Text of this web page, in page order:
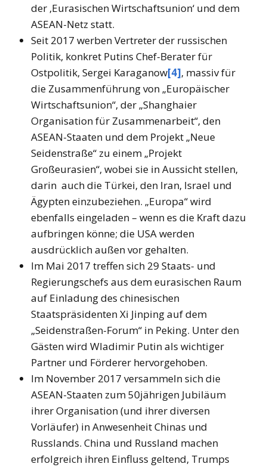
der ‚Eurasischen Wirtschaftsunion‘ und dem
ASEAN-Netz statt.
Seit 2017 werben Vertreter der russischen
Politik, konkret Putins Chef-Berater für
Ostpolitik, Sergei Karaganow[4], massiv für
die Zusammenführung von „Europäischer
Wirtschaftsunion“, der „Shanghaier
Organisation für Zusammenarbeit“, den
ASEAN-Staaten und dem Projekt „Neue
Seidenstraße“ zu einem „Projekt
Großeurasien“, wobei sie in Aussicht stellen,
darin auch die Türkei, den Iran, Israel und
Ägypten einzubeziehen. „Europa“ wird
ebenfalls eingeladen – wenn es die Kraft dazu
aufbringen könne; die USA werden
ausdrücklich außen vor gehalten.
Im Mai 2017 treffen sich 29 Staats- und
Regierungschefs aus dem eurasischen Raum
auf Einladung des chinesischen
Staatspräsidenten Xi Jinping auf dem
„Seidenstraßen-Forum“ in Peking. Unter den
Gästen wird Wladimir Putin als wichtiger
Partner und Förderer hervorgehoben.
Im November 2017 versammeln sich die
ASEAN-Staaten zum 50jährigen Jubiläum
ihrer Organisation (und ihrer diversen
Vorläufer) in Anwesenheit Chinas und
Russlands. China und Russland machen
erfolgreich ihren Einfluss geltend, Trumps